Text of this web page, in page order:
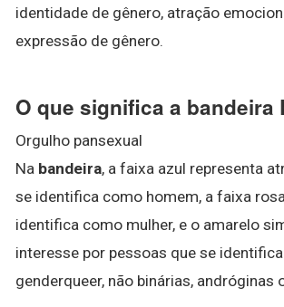
identidade de gênero, atração
expressão de gênero.
O que significa a bandeira
Orgulho pansexual
Na bandeira, a faixa azul representa
se identifica como homem, a faixa
identifica como mulher, e o amarelo
interesse por pessoas que se
genderqueer, não binárias, andróginas